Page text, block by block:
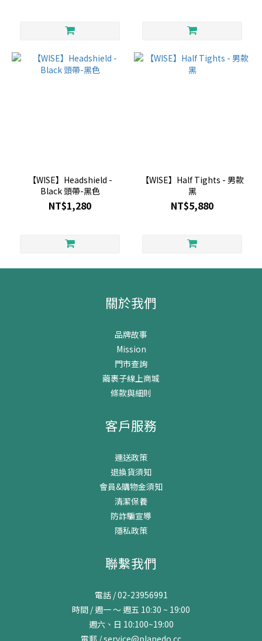
【WISE】Headshield -
Black 頭帶-黑色
NT$1,280
【WISE】Half Tights - 男款
黑
NT$5,880
關於我們
品牌故事
Mission
門市查詢
繭裹子線上商城
條款與細則
客戶服務
運送政策
退換貨須知
會員&購物金須知
清潔保養
防詐騙宣導
隱私政策
聯繫我們
電話 / 02-23956991
時間 / 週一 ～ 週五 10:30 ~ 19:00
週六、日 10:100~19:00
電郵 / service@planedo.cc